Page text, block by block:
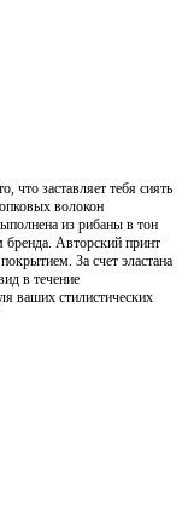
что заставляет тебя сиять
волокон
из рибаны в тон
бренда. Авторский принт
За счет эластана
в течение
ваших стилистических